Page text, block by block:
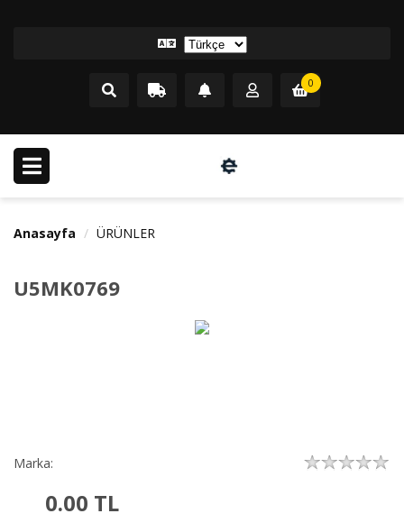
0
Anasayfa ÜRÜNLER
U5MK0769
Marka:
0.00 TL